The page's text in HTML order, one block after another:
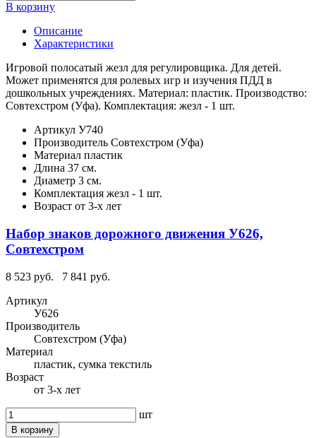
В корзину
Описание
Характеристики
Игровой полосатый жезл для регулировщика. Для детей.
Может применятся для ролевых игр и изучения ПДД в
дошкольных учреждениях. Материал: пластик. Производство:
Совтехстром (Уфа). Комплектация: жезл - 1 шт.
Артикул У740
Производитель Совтехстром (Уфа)
Материал пластик
Длина 37 см.
Диаметр 3 см.
Комплектация жезл - 1 шт.
Возраст от 3-х лет
Набор знаков дорожного движения У626,
Совтехстром
8 523 руб.
7 841 руб.
Артикул
У626
Производитель
Совтехстром (Уфа)
Материал
пластик, сумка текстиль
Возраст
от 3-х лет
шт
В корзину